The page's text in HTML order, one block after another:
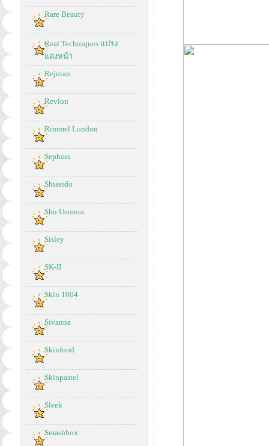
Rare Beauty
Real Techniques แปรง
แต่งหน้า
Rejuran
Revlon
Rimmel London
Sephora
Shiseido
Shu Uemura
Sisley
SK-II
Skin 1004
Sivanna
Skinfood
Skinpastel
Sleek
Smashbox